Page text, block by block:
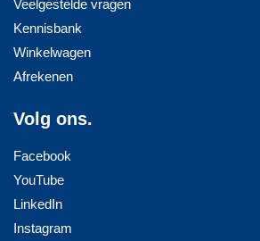
Veelgestelde vragen
Kennisbank
Winkelwagen
Afrekenen
Volg ons.
Facebook
YouTube
LinkedIn
Instagram